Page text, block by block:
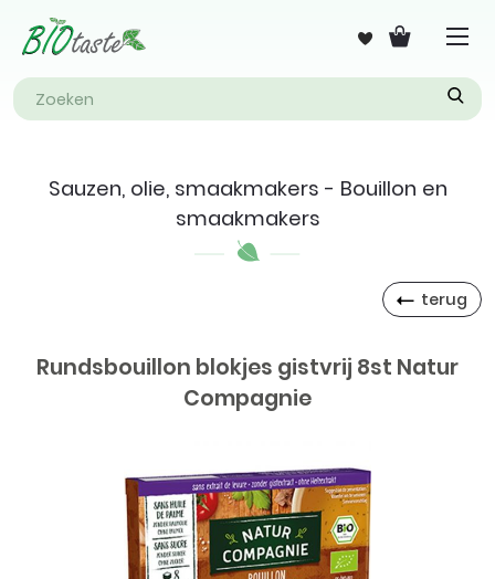
Sauzen, olie, smaakmakers - Bouillon en
smaakmakers
terug
Rundsbouillon blokjes gistvrij 8st Natur
Compagnie